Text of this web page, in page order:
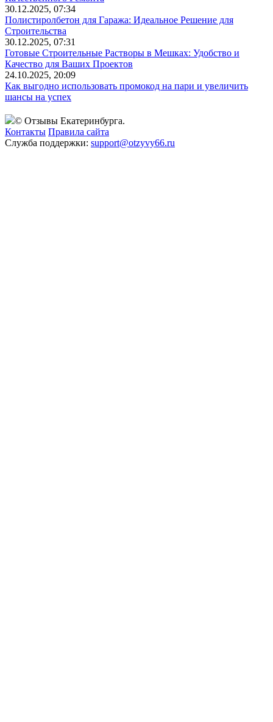
30.12.2025, 07:34
Полистиролбетон для Гаража: Идеальное Решение для
Строительства
30.12.2025, 07:31
Готовые Строительные Растворы в Мешках: Удобство и
Качество для Ваших Проектов
24.10.2025, 20:09
Как выгодно использовать промокод на пари и увеличить
шансы на успех
© Отзывы Екатеринбурга.
Контакты Правила сайта
Служба поддержки: support@otzyvy66.ru